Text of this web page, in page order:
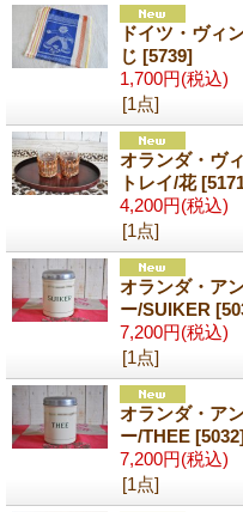
ドイツ・ヴィ
じ [5739]
1,700円(税込)
[1点]
オランダ・ヴ
トレイ/花
4,200円(税込)
[1点]
オランダ・ア
ー/SUIKER
7,200円(税込)
[1点]
オランダ・ア
ー/THEE
7,200円(税込)
[1点]